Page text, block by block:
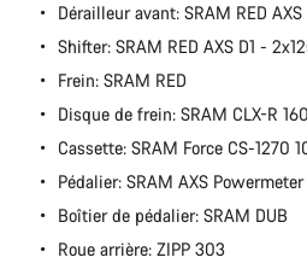
Dérailleur avant: SRAM RED AXS
Shifter: SRAM RED AXS D1 -
Frein: SRAM RED
Disque de frein: SRAM CLX-R
Cassette: SRAM Force CS-1270
Pédalier: SRAM AXS
Boîtier de pédalier: SRAM DUB
Roue arrière: ZIPP 303